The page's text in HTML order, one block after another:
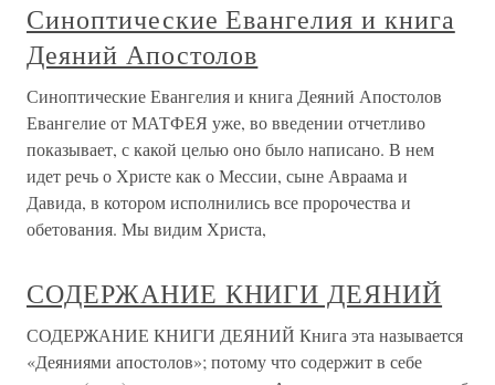
Синоптические Евангелия и книга
Деяний Апостолов
Синоптические Евангелия и книга Деяний Апостолов
Евангелие от МАТФЕЯ уже, во введении отчетливо
показывает, с какой целью оно было написано. В нем
идет речь о Христе как о Мессии, сыне Авраама и
Давида, в котором исполнились все пророчества и
обетования. Мы видим Христа,
СОДЕРЖАНИЕ КНИГИ ДЕЯНИЙ
СОДЕРЖАНИЕ КНИГИ ДЕЯНИЙ Книга эта называется
«Деяниями апостолов»; потому что содержит в себе